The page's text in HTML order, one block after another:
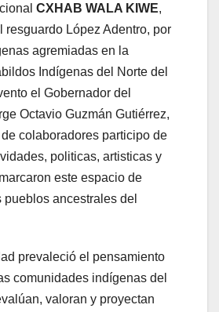
CXHAB WALA KIWE,
resguardo López Adentro, por
agremiadas en la
Indígenas del Norte del
el Gobernador del
Octavio Guzmán Gutiérrez,
colaboradores participo de
politicas, artisticas y
este espacio de
ancestrales del
prevaleció el pensamiento
comunidades indígenas del
valoran y proyectan